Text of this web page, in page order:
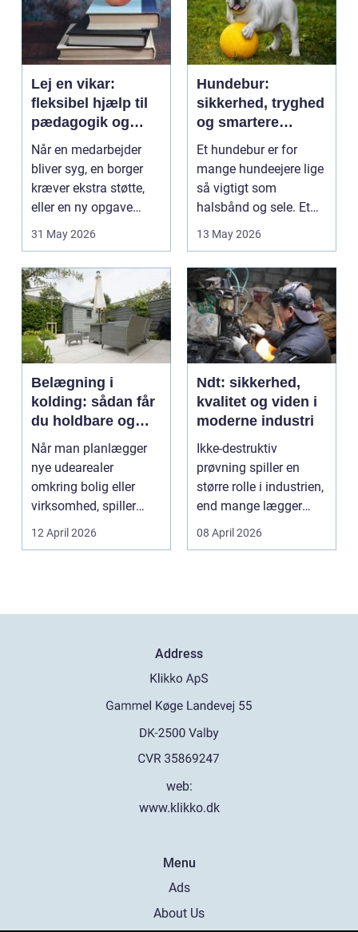
Lej en vikar:
fleksibel hjælp til
pædagogik og
sundhed
Når en medarbejder
bliver syg, en borger
kræver ekstra støtte,
eller en ny opgave
opstår fra dag til...
31 May 2026
Hundebur:
sikkerhed, tryghed
og smartere
hverdag med hund
Et hundebur er for
mange hundeejere lige
så vigtigt som
halsbånd og sele. Et
godt bur gi...
13 May 2026
Belægning i
kolding: sådan får
du holdbare og
flotte udearealer
Når man planlægger
nye udearealer
omkring bolig eller
virksomhed, spiller
belægningen en helt
centra...
12 April 2026
Ndt: sikkerhed,
kvalitet og viden i
moderne industri
Ikke-destruktiv
prøvning spiller en
større rolle i industrien,
end mange lægger
mærke til i hverdage...
08 April 2026
Address
web:
www.klikko.dk
Menu
Ads
About Us